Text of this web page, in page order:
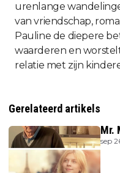
urenlange
van vriendschap,
Pauline de diepere
waarderen en
relatie met zijn
Gerelateerd artikels
Mr.
sep